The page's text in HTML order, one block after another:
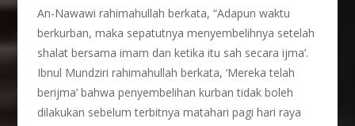
An-Nawawi rahimahullah berkata, “Adapun waktu
berkurban, maka sepatutnya menyembelihnya setelah
shalat bersama imam dan ketika itu sah secara ijma’.
Ibnul Mundziri rahimahullah berkata, ‘Mereka telah
berijma’ bahwa penyembelihan kurban tidak boleh
dilakukan sebelum terbitnya matahari pagi hari raya